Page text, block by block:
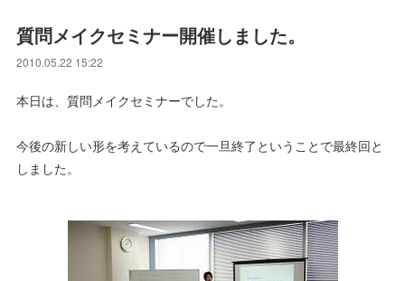
質問メイクセミナー開催しました。
2010.05.22 15:22
本日は、質問メイクセミナーでした。
今後の新しい形を考えているので一旦終了ということで最終回と
しました。